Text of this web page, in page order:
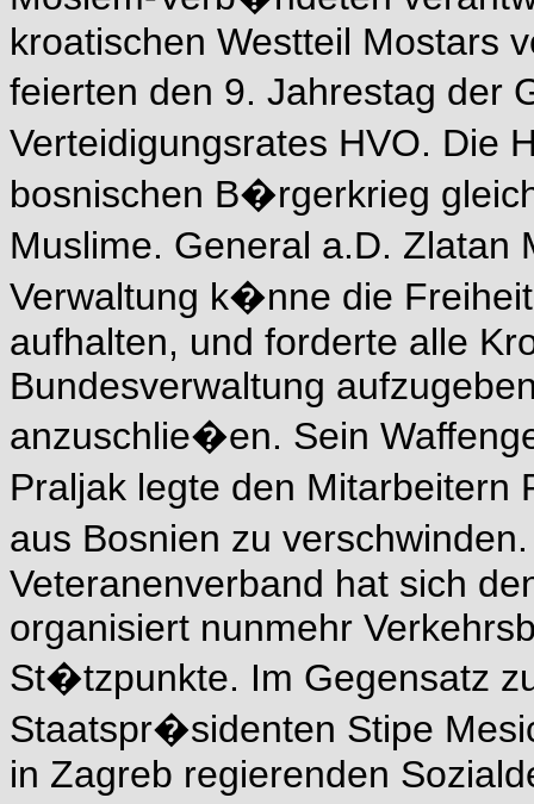
kroatischen Westteil Mostars
feierten den 9. Jahrestag der
Verteidigungsrates HVO. Die
bosnischen B�rgerkrieg
Muslime. General a.D.
Verwaltung k�nne die
aufhalten, und forderte alle
Bundesverwaltung
anzuschlie�en. Sein
Praljak legte den
aus Bosnien zu
Veteranenverband hat sich
organisiert nunmehr
St�tzpunkte. Im Gegensatz
Staatspr�sidenten Stipe
in Zagreb regierenden